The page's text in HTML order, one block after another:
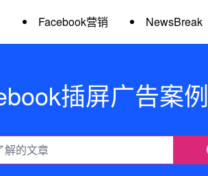
Facebook营销 NewsBreak
插屏广告案例